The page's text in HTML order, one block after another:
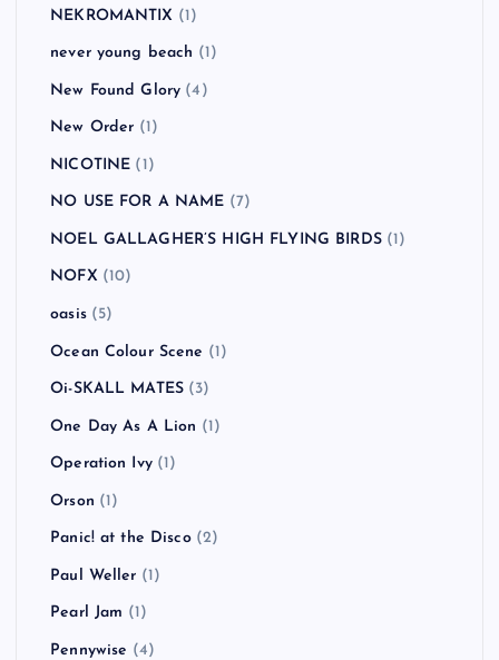
NEKROMANTIX (1)
never young beach (1)
New Found Glory (4)
New Order (1)
NICOTINE (1)
NO USE FOR A NAME (7)
NOEL GALLAGHER’S HIGH FLYING BIRDS(1)
NOFX (10)
oasis(5)
Ocean Colour Scene (1)
Oi-SKALL MATES (3)
One Day As A Lion (1)
Operation Ivy(1)
Orson (1)
Panic! at the Disco(2)
Paul Weller (1)
Pearl Jam (1)
Pennywise (4)